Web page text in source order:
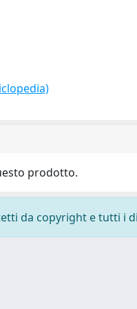
prodotto.
da copyright e tutti i